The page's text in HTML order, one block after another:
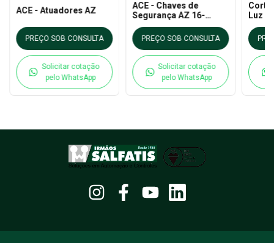
ACE - Atuadores AZ
PREÇO SOB CONSULTA
Solicitar cotação
pelo WhatsApp
ACE - Chaves de
Segurança AZ 16-
12ZVRK-M16
PREÇO SOB CONSULTA
Solicitar cotação
pelo WhatsApp
Luz